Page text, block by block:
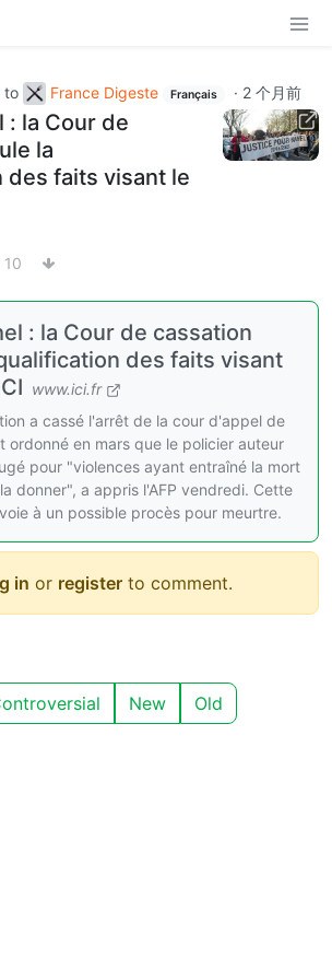
to France Digeste Français · 2 个月前
: la Cour de
la
des faits visant le
10
: la Cour de cassation
des faits visant
www.ici.fr
a cassé l'arrêt de la cour d'appel de
ordonné en mars que le policier auteur
pour "violences ayant entraîné la mort
donner", a appris l'AFP vendredi. Cette
à un possible procès pour meurtre.
in or register to comment.
New Old